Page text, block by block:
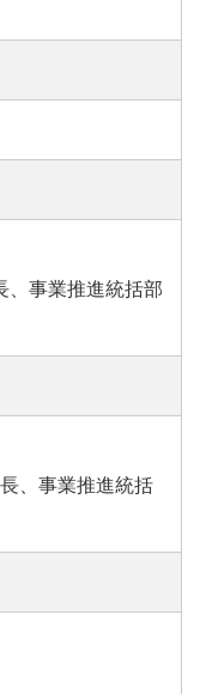
、事業推進統括部
、事業推進統括